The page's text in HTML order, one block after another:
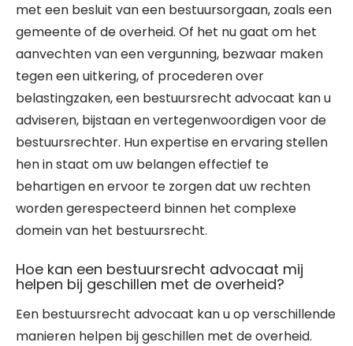
met een besluit van een bestuursorgaan, zoals een
gemeente of de overheid. Of het nu gaat om het
aanvechten van een vergunning, bezwaar maken
tegen een uitkering, of procederen over
belastingzaken, een bestuursrecht advocaat kan u
adviseren, bijstaan en vertegenwoordigen voor de
bestuursrechter. Hun expertise en ervaring stellen
hen in staat om uw belangen effectief te
behartigen en ervoor te zorgen dat uw rechten
worden gerespecteerd binnen het complexe
domein van het bestuursrecht.
Hoe kan een bestuursrecht advocaat mij
helpen bij geschillen met de overheid?
Een bestuursrecht advocaat kan u op verschillende
manieren helpen bij geschillen met de overheid.